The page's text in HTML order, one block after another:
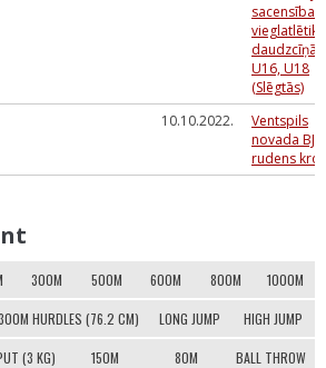
sacensības
daudzcīņā
U16, U18
(Slēgtās)
10.10.2022.
Ventspils
novada
rudens
300M 500M 600M 800M 1000M
HURDLES (76.2 CM) LONG JUMP HIGH JUMP
(3 KG) 150M 80M BALL THROW